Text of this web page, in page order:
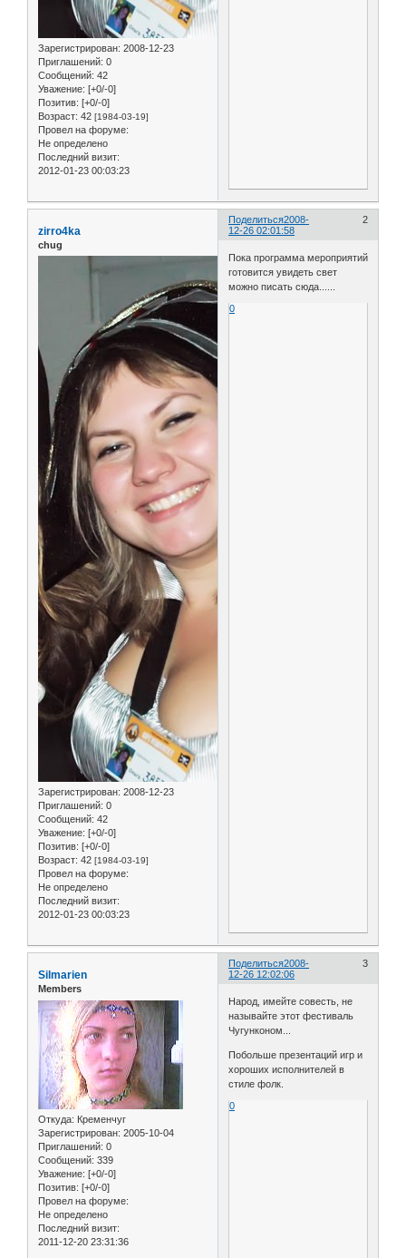
Зарегистрирован: 2008-12-23
Приглашений: 0
Сообщений: 42
Уважение: [+0/-0]
Позитив: [+0/-0]
Возраст: 42 [1984-03-19]
Провел на форуме:
Не определено
Последний визит:
2012-01-23 00:03:23
Поделиться 2
2008-
12-26 02:01:58
zirro4ka
chug
Зарегистрирован: 2008-12-23
Приглашений: 0
Сообщений: 42
Уважение: [+0/-0]
Позитив: [+0/-0]
Возраст: 42 [1984-03-19]
Провел на форуме:
Не определено
Последний визит:
2012-01-23 00:03:23
Пока программа мероприятий
готовится увидеть свет
можно писать сюда......
0
Поделиться 3
2008-
12-26 12:02:06
Silmarien
Members
Откуда: Кременчуг
Зарегистрирован: 2005-10-04
Приглашений: 0
Сообщений: 339
Уважение: [+0/-0]
Позитив: [+0/-0]
Провел на форуме:
Не определено
Последний визит:
2011-12-20 23:31:36
Народ, имейте совесть, не
называйте этот фестиваль
Чугунконом...
Побольше презентаций игр и
хороших исполнителей в
стиле фолк.
0